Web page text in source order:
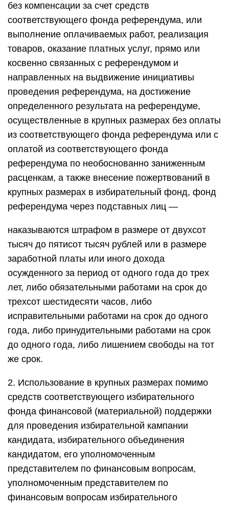
без компенсации за счет средств
соответствующего фонда референдума, или
выполнение оплачиваемых работ, реализация
товаров, оказание платных услуг, прямо или
косвенно связанных с референдумом и
направленных на выдвижение инициативы
проведения референдума, на достижение
определенного результата на референдуме,
осуществленные в крупных размерах без оплаты
из соответствующего фонда референдума или с
оплатой из соответствующего фонда
референдума по необоснованно заниженным
расценкам, а также внесение пожертвований в
крупных размерах в избирательный фонд, фонд
референдума через подставных лиц —
наказываются штрафом в размере от двухсот
тысяч до пятисот тысяч рублей или в размере
заработной платы или иного дохода
осужденного за период от одного года до трех
лет, либо обязательными работами на срок до
трехсот шестидесяти часов, либо
исправительными работами на срок до одного
года, либо принудительными работами на срок
до одного года, либо лишением свободы на тот
же срок.
2. Использование в крупных размерах помимо
средств соответствующего избирательного
фонда финансовой (материальной) поддержки
для проведения избирательной кампании
кандидата, избирательного объединения
кандидатом, его уполномоченным
представителем по финансовым вопросам,
уполномоченным представителем по
финансовым вопросам избирательного